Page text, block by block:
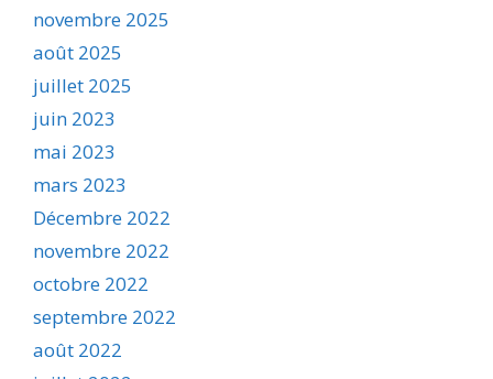
novembre 2025
août 2025
juillet 2025
juin 2023
mai 2023
mars 2023
Décembre 2022
novembre 2022
octobre 2022
septembre 2022
août 2022